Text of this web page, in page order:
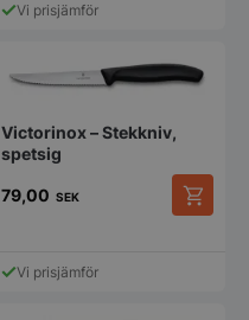
Vi prisjämför
Victorinox – Stekkniv,
spetsig
79,00 SEK
Vi prisjämför